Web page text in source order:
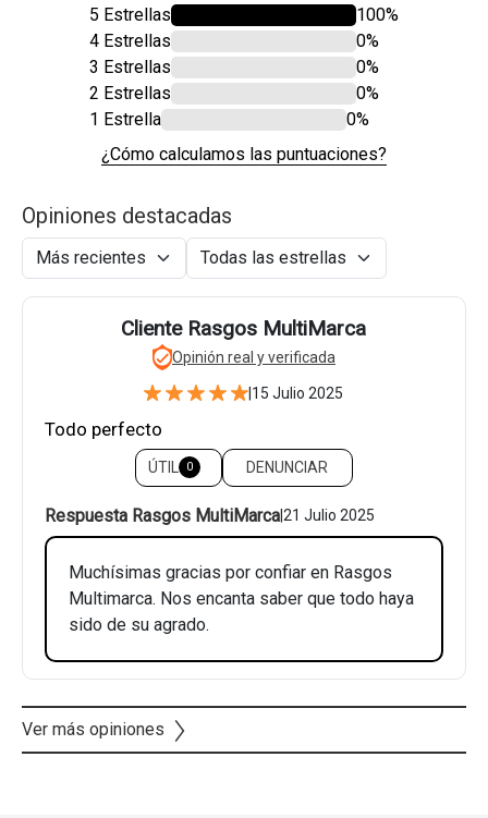
5 Estrellas
100%
4 Estrellas
0%
3 Estrellas
0%
2 Estrellas
0%
1 Estrella
0%
¿Cómo calculamos las puntuaciones?
Opiniones destacadas
Cliente Rasgos MultiMarca
Opinión real y verificada
15 Julio 2025
Todo perfecto
ÚTIL 0 DENUNCIAR
Respuesta Rasgos MultiMarca|21 Julio 2025
Muchísimas gracias por confiar en Rasgos
Multimarca. Nos encanta saber que todo haya
sido de su agrado.
Ver más opiniones